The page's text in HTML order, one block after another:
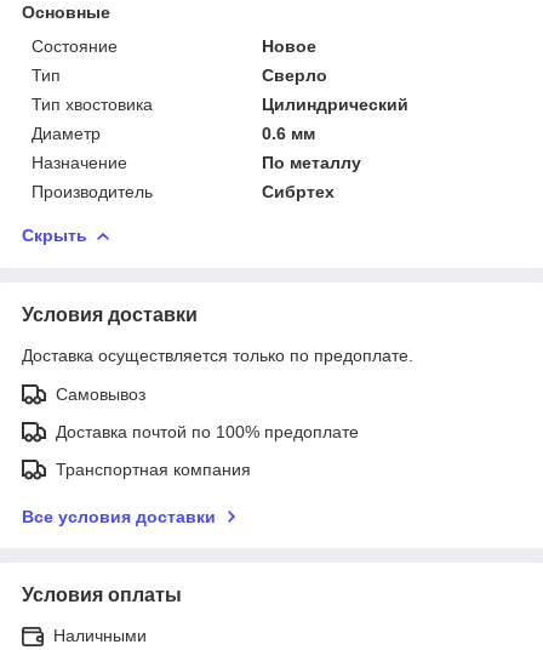
Основные
Состояние
Новое
Тип
Сверло
Тип хвостовика
Цилиндрический
Диаметр
0.6 мм
Назначение
По металлу
Производитель
Сибртех
Скрыть
Условия доставки
Доставка осуществляется только по предоплате.
Самовывоз
Доставка почтой по 100% предоплате
Транспортная компания
Все условия доставки
Условия оплаты
Наличными